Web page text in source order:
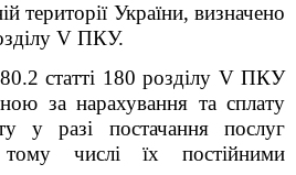
території України, визначено
V ПКУ.
статті 180 розділу V ПКУ
за нарахування та сплату
у разі постачання послуг
числі їх постійними